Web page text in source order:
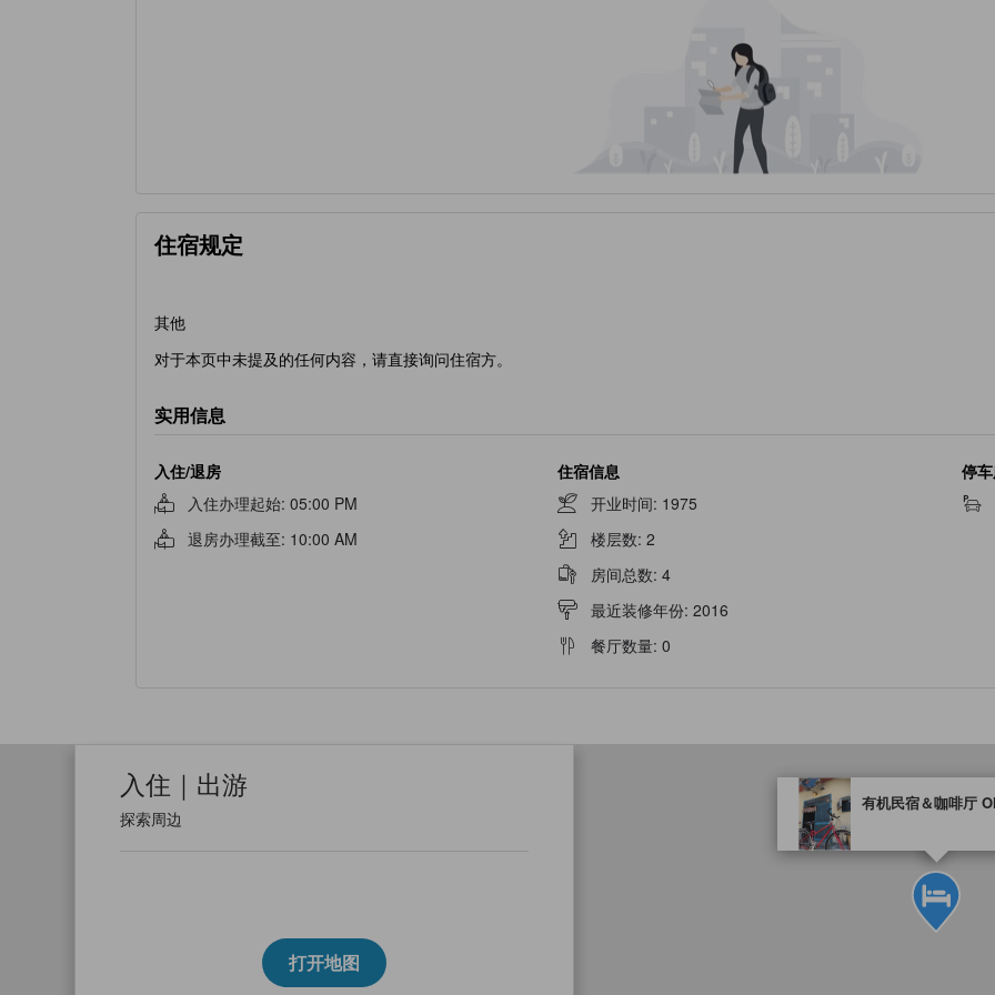
住宿规定
其他
对于本页中未提及的任何内容，请直接询问住宿方。
实用信息
入住/退房
入住办理起始: 05:00 PM
退房办理截至: 10:00 AM
住宿信息
开业时间: 1975
楼层数:2
房间总数:4
最近装修年份:2016
餐厅数量:0
停
有机民宿＆咖啡厅
tooltip
金色星星表示的等级信息由合
入住｜出游
探索周边
打开地图